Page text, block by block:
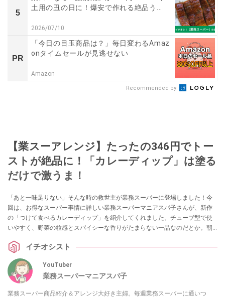
5
土用の丑の日に！爆安で作れる絶品う...
2026/07/10
PR
「今日の目玉商品は？」毎日変わるAmaz
onタイムセールが見逃せない
Amazon
Recommended by
【業スーアレンジ】たったの346円でトー
ストが絶品に！「カレーディップ」は塗る
だけで激うま！
「あと一味足りない」そんな時の救世主が業務スーパーに登場しました！今
回は、お得なスーパー事情に詳しい業務スーパーマニアスパ子さんが、新作
の「つけて食べるカレーディップ」を紹介してくれました。チューブ型で使
いやすく、野菜の粒感とスパイシーな香りがたまらない一品なのだとか。朝
ースの魅力を詳しくお届けします！
イチオシスト
YouTuber
業務スーパーマニアスパ子
業務スーパー商品紹介＆アレンジ大好き主婦。毎週業務スーパーに通いつ